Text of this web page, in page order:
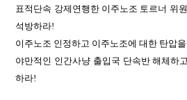
표적단속 강제연행한 이주노조 토르너 위
석방하라!
이주노조 인정하고 이주노조에 대한 탄압
야만적인 인간사냥 출입국 단속반 해체하
하라!